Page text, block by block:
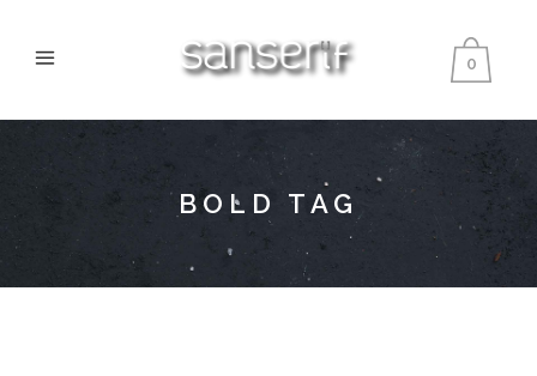
0
BOLD TAG